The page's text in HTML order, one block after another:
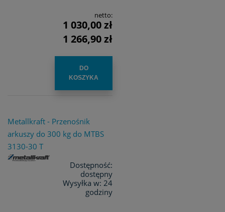
netto:
1 030,00 zł
1 266,90 zł
DO
KOSZYKA
Metallkraft - Przenośnik
arkuszy do 300 kg do MTBS
3130-30 T
Dostępność:
dostępny
Wysyłka w: 24
godziny